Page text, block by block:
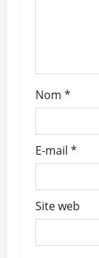
i
c
l
e
Nom *
E-mail *
Site web